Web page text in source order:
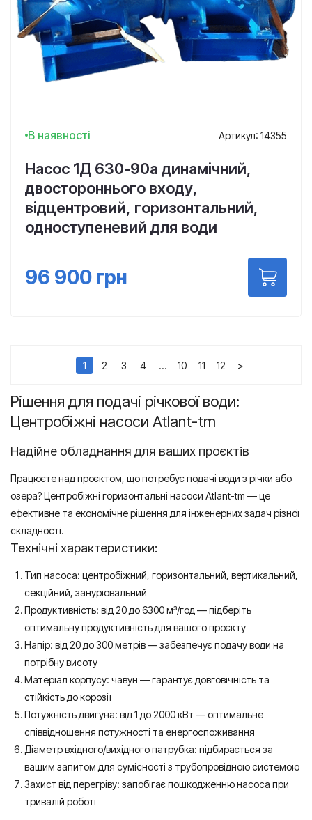
В наявності Артикул: 14355
Насос 1Д 630-90а динамічний,
двостороннього входу,
відцентровий, горизонтальний,
одноступеневий для води
96 900 грн
1 2 3 4 … 10 11 12 >
Рішення для подачі річкової води:
Центробіжні насоси Atlant-tm
Надійне обладнання для ваших проєктів
Працюєте над проєктом, що потребує подачі води з річки або
озера? Центробіжні горизонтальні насоси Atlant-tm — це
ефективне та економічне рішення для інженерних задач різної
складності.
Технічні характеристики:
Тип насоса: центробіжний, горизонтальний, вертикальний,
секційний, занурювальний
Продуктивність: від 20 до 6300 м³/год — підберіть
оптимальну продуктивність для вашого проєкту
Напір: від 20 до 300 метрів — забезпечує подачу води на
потрібну висоту
Матеріал корпусу: чавун — гарантує довговічність та
стійкість до корозії
Потужність двигуна: від 1 до 2000 кВт — оптимальне
співвідношення потужності та енергоспоживання
Діаметр вхідного/вихідного патрубка: підбирається за
вашим запитом для сумісності з трубопровідною системою
Захист від перегріву: запобігає пошкодженню насоса при
тривалій роботі